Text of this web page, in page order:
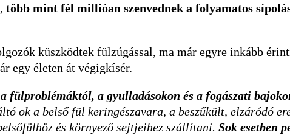
több mint fél millióan szenvednek a folyamatos
küszködtek fülzúgással, ma már egyre inkább
egy életen át végigkísér.
a fülproblémáktól, a gyulladásokon és a fogászati
ok a belső fül keringészavara, a beszűkült, elzáródó
és környező sejtjeihez szállítani. Sok esetben